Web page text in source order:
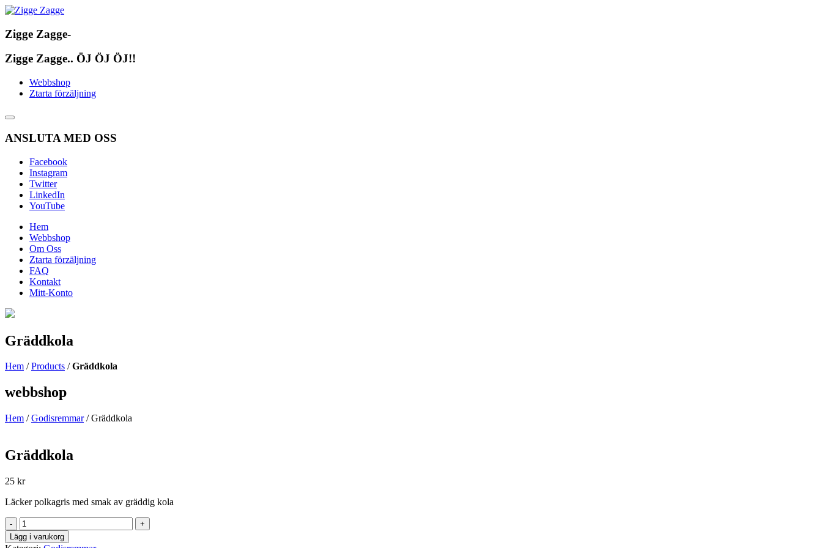
Zigge Zagge-
Zigge Zagge.. ÖJ ÖJ ÖJ!!
Webbshop
Ztarta förzäljning
ANSLUTA MED OSS
Facebook
Instagram
Twitter
LinkedIn
YouTube
Hem
Webbshop
Om Oss
Ztarta förzäljning
FAQ
Kontakt
Mitt-Konto
Gräddkola
Hem /Products /Gräddkola
webbshop
Hem /Godisremmar/ Gräddkola
Gräddkola
25 kr
Läcker polkagris med smak av gräddig kola
-
Gräddkola
antal
+
Lägg i varukorg